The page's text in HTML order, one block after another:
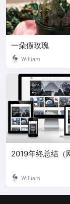
一朵假玫瑰
William
2019年终总结（
William